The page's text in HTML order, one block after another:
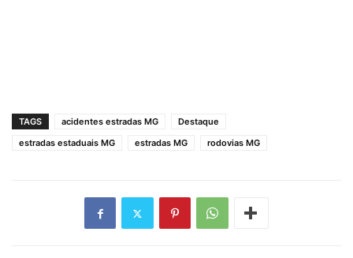
TAGS acidentes estradas MG
Destaque
estradas estaduais MG
estradas MG rodovias MG